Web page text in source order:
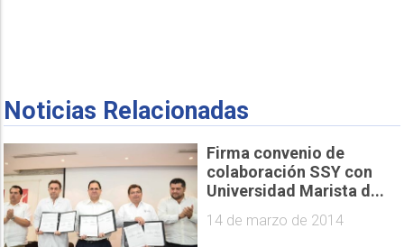
Noticias Relacionadas
Firma convenio de
colaboración SSY con
Universidad Marista d...
14 de marzo de 2014